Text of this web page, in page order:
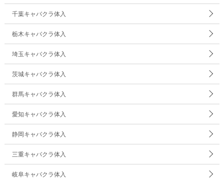
千葉キャバクラ体入
栃木キャバクラ体入
埼玉キャバクラ体入
茨城キャバクラ体入
群馬キャバクラ体入
愛知キャバクラ体入
静岡キャバクラ体入
三重キャバクラ体入
岐阜キャバクラ体入